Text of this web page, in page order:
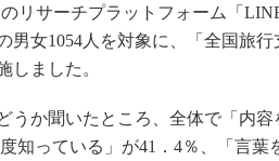
サーチプラットフォーム「
男女1054人を対象に、「全国旅
しました。
か聞いたところ、全体で「内容
知っている」が41．4％、「言葉